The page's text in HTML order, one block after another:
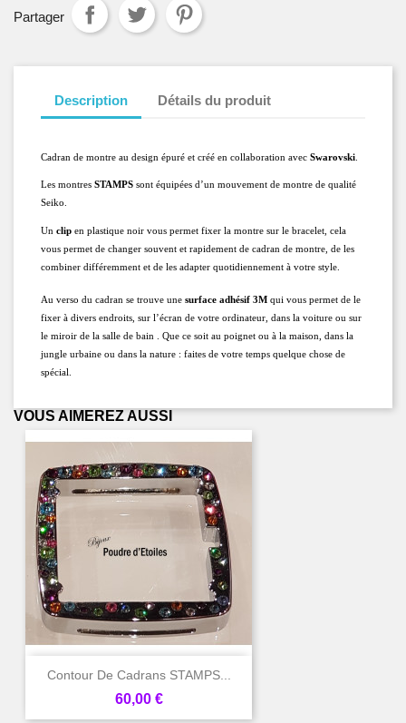
Partager
Description Détails du produit
Cadran de montre au design épuré et créé en collaboration avec Swarovski
Les montres STAMPS sont équipées d’un mouvement de montre de qualité
Seiko.
Un clip en plastique noir vous permet fixer la montre sur le bracelet, cela
vous permet de changer souvent et rapidement de cadran de montre, de les
combiner différemment et de les adapter quotidiennement à votre style.
Au verso du cadran se trouve une surface adhésif 3M qui vous permet de le
fixer à divers endroits, sur l’écran de votre ordinateur, dans la voiture ou sur
le miroir de la salle de bain . Que ce soit au poignet ou à la maison, dans la
jungle urbaine ou dans la nature : faites de votre temps quelque chose de
spécial.
VOUS AIMEREZ AUSSI
Contour De Cadrans STAMPS...
Prix
60,00 €